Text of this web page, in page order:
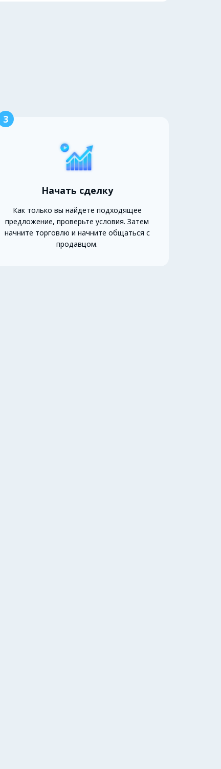
3
Начать сделку
Как только вы найдете подходящее
предложение, проверьте условия. Затем
начните торговлю и начните общаться с
продавцом.